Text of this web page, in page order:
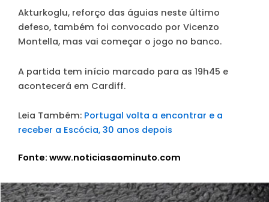
Akturkoglu, reforço das águias neste último
defeso, também foi convocado por Vicenzo
Montella, mas vai começar o jogo no banco.
A partida tem início marcado para as 19h45 e
acontecerá em Cardiff.
Leia Também: Portugal volta a encontrar e a
receber a Escócia, 30 anos depois
Fonte: www.noticiasaominuto.com